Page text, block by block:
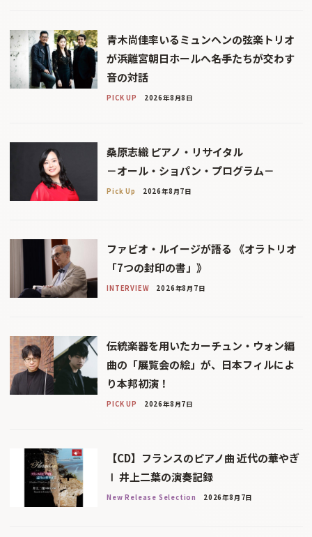
青木尚佳率いるミュンヘンの弦楽トリオ
が浜離宮朝日ホールへ――名手たちが交わす
音の対話
PICK UP 2026年8月8日
桑原志織 ピアノ・リサイタル
－オール・ショパン・プログラム－
Pick Up 2026年8月7日
ファビオ・ルイージが語る 《オラトリオ
「7つの封印の書」》
INTERVIEW 2026年8月7日
伝統楽器を用いたカーチュン・ウォン編
曲の「展覧会の絵」が、日本フィルによ
り本邦初演！
PICK UP 2026年8月7日
【CD】フランスのピアノ曲 近代の華やぎ
Ⅰ 井上二葉の演奏記録
New Release Selection 2026年8月7日